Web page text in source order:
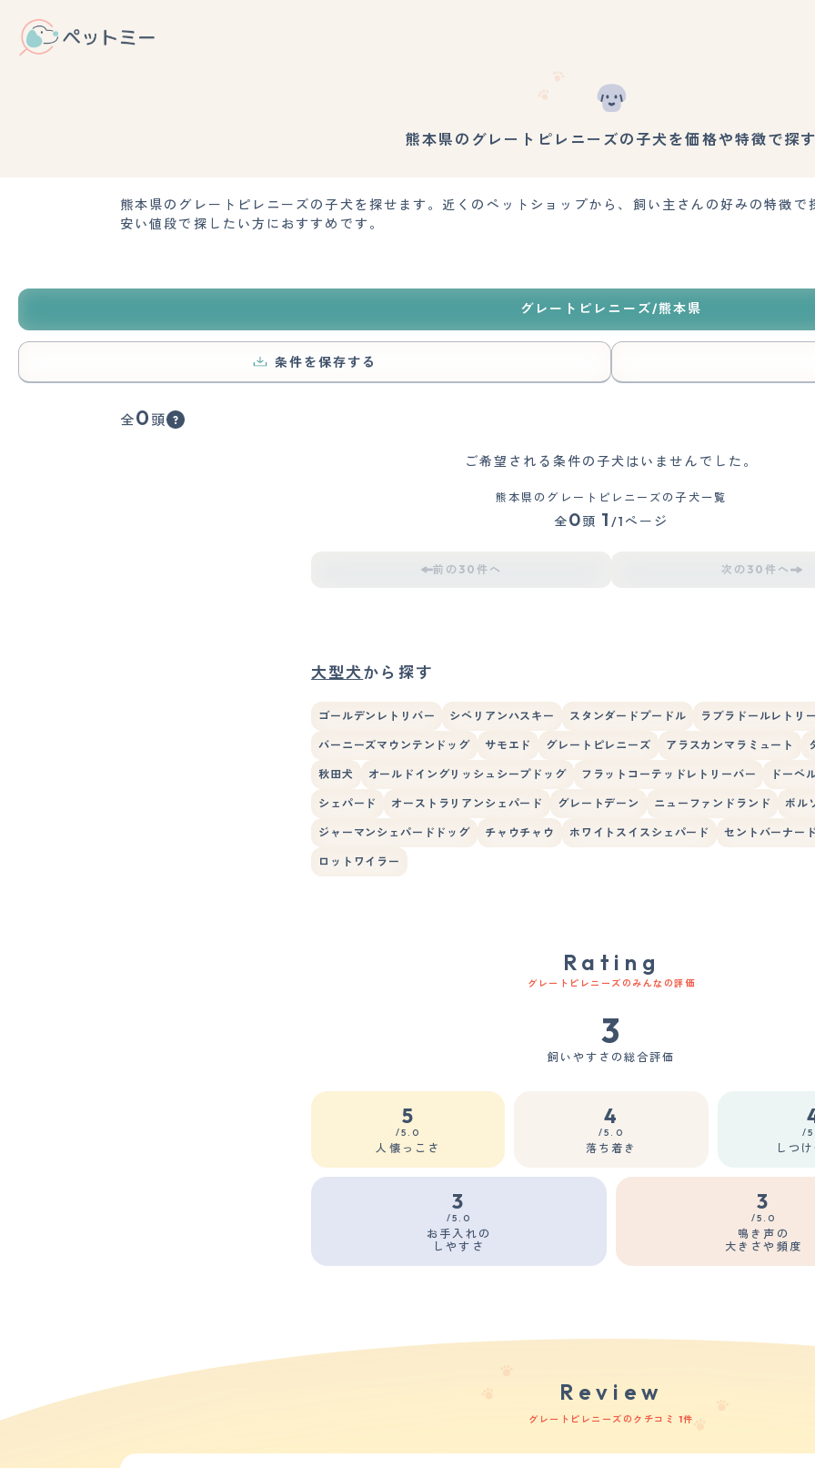
熊本県のグレートピレニーズの子犬を価格や特徴で探す
熊本県のグレートピレニーズの子犬を探せます。近くのペットショップから、飼い主さんの好みの特徴
安い値段で探したい方におすすめです。
グレートピレニーズ/熊本県
条件を保存する
全0 頭
ご希望される条件の子犬はいませんでした。
熊本県のグレートピレニーズの子犬一覧
全0頭 1 /1ページ
前の30件へ 次の30件へ
大型犬から探す
ゴールデンレトリバー シベリアンハスキー スタンダードプードル ラブラドールレトリ
バーニーズマウンテンドッグ サモエド グレートピレニーズ アラスカンマラミュート
秋田犬 オールドイングリッシュシープドッグ フラットコーテッドレトリーバー ドーベ
シェパード オーストラリアンシェパード グレートデーン ニューファンドランド ボル
ジャーマンシェパードドッグ チャウチャウ ホワイトスイスシェパード セントバーナード
ロットワイラー
Rating
グレートピレニーズのみんなの評価
3
飼いやすさの総合評価
5
/5.0
人懐っこさ
4
/5.0
落ち着き
/
しつ
3
/5.0
お手入れの
しやすさ
3
/5.0
鳴き声の
大きさや頻度
Review
グレートピレニーズのクチコミ 1件